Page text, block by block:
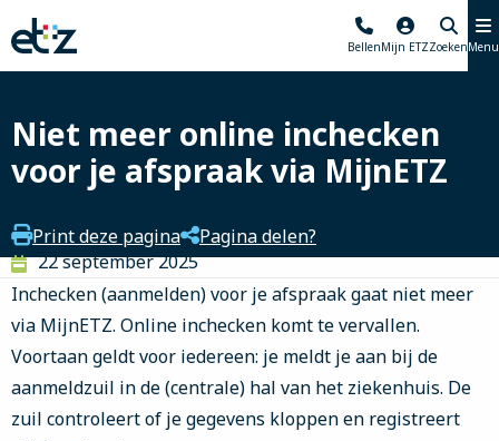
Elisabeth-
TweeSteden
BellenMijn ETZZoekenMenu
Niet meer online inchecken
voor je afspraak via MijnETZ
Print deze pagina
Pagina delen?
22 september 2025
Inchecken (aanmelden) voor je afspraak gaat niet meer
via MijnETZ. Online inchecken komt te vervallen.
Voortaan geldt voor iedereen: je meldt je aan bij de
aanmeldzuil in de (centrale) hal van het ziekenhuis. De
zuil controleert of je gegevens kloppen en registreert